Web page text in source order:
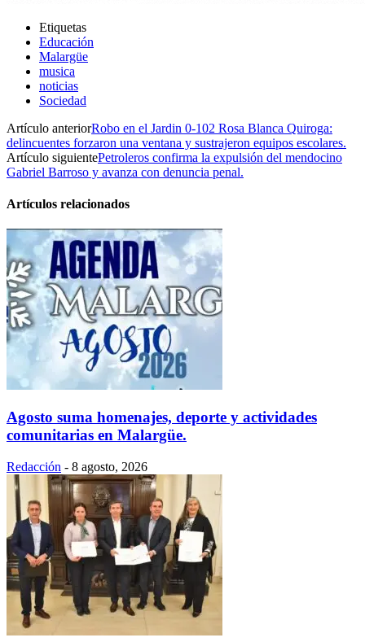
Etiquetas
Educación
Malargüe
musica
noticias
Sociedad
Artículo anteriorRobo en el Jardin 0-102 Rosa Blanca Quiroga:
delincuentes forzaron una ventana y sustrajeron equipos escolares.
Artículo siguientePetroleros confirma la expulsión del mendocino
Gabriel Barroso y avanza con denuncia penal.
Artículos relacionados
Agosto suma homenajes, deporte y actividades
comunitarias en Malargüe.
Redacción - 8 agosto, 2026